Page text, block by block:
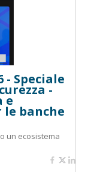
- Speciale
-
e
banche
un ecosistema